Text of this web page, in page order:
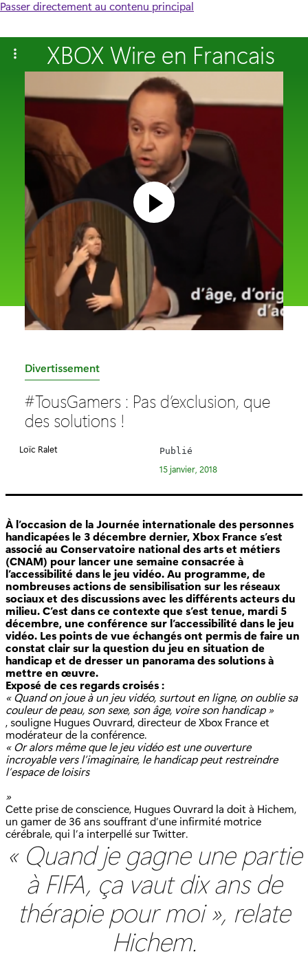
Passer directement au contenu principal
XBOX Wire en Francais
C
t
é
i
:
Divertissement
#TousGamers : Pas d’exclusion, que
des solutions !
Loïc Ralet Publié
15 janvier, 2018
À l’occasion de la Journée internationale des personnes
handicapées le 3 décembre dernier, Xbox France s’est
associé au Conservatoire national des arts et métiers
(CNAM) pour lancer une semaine consacrée à
l’accessibilité dans le jeu vidéo. Au programme, de
nombreuses actions de sensibilisation sur les réseaux
sociaux et des discussions avec les différents acteurs du
milieu. C’est dans ce contexte que s’est tenue, mardi 5
décembre, une conférence sur l’accessibilité dans le jeu
vidéo. Les points de vue échangés ont permis de faire un
constat clair sur la question du jeu en situation de
handicap et de dresser un panorama des solutions à
mettre en œuvre.
Exposé de ces regards croisés :
« Quand on joue à un jeu vidéo, surtout en ligne, on oublie sa
couleur de peau, son sexe, son âge, voire son handicap »
, souligne Hugues Ouvrard, directeur de Xbox France et
modérateur de la conférence.
« Or alors même que le jeu vidéo est une ouverture
incroyable vers l’imaginaire, le handicap peut restreindre
l’espace de loisirs
»
Cette prise de conscience, Hugues Ouvrard la doit à Hichem,
un gamer de 36 ans souffrant d’une infirmité motrice
cérébrale, qui l’a interpellé sur Twitter.
« Quand je gagne une partie
à FIFA, ça vaut dix ans de
thérapie pour moi », relate
Hichem.